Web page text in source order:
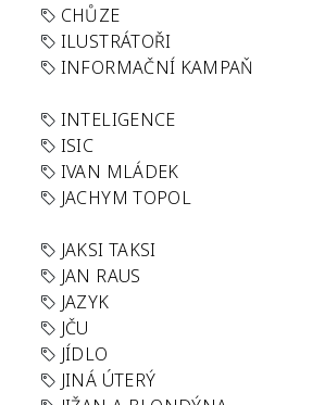
CHŮZE
ILUSTRÁTOŘI
INFORMAČNÍ KAMPAŇ
INTELIGENCE
ISIC
IVAN MLÁDEK
JACHYM TOPOL
JAKSI TAKSI
JAN RAUS
JAZYK
JČU
JÍDLO
JINÁ ÚTERÝ